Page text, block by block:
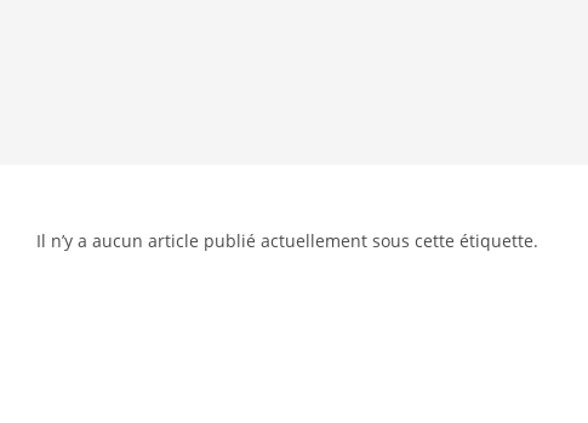
Il n’y a aucun article publié actuellement sous cette étiquette.